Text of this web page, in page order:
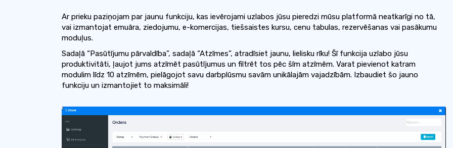
Ar prieku paziņojam par jaunu funkciju, kas ievērojami uzlabos jūsu pieredzi mūsu platformā neatkarīgi no tā,
vai izmantojat emuāra, ziedojumu, e-komercijas, tiešsaistes kursu, cenu tabulas, rezervēšanas vai pasākumu
moduļus.
Sadaļā “Pasūtījumu pārvaldība”, sadaļā “Atzīmes”, atradīsiet jaunu, lielisku rīku! Šī funkcija uzlabo jūsu
produktivitāti, ļaujot jums atzīmēt pasūtījumus un filtrēt tos pēc šīm atzīmēm. Varat pievienot katram
modulim līdz 10 atzīmēm, pielāgojot savu darbplūsmu savām unikālajām vajadzībām. Izbaudiet šo jauno
funkciju un izmantojiet to maksimāli!